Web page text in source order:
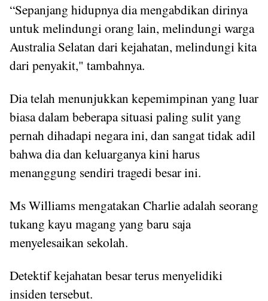
“Sepanjang hidupnya dia mengabdikan dirinya
untuk melindungi orang lain, melindungi warga
Australia Selatan dari kejahatan, melindungi kita
dari penyakit," tambahnya.
Dia telah menunjukkan kepemimpinan yang luar
biasa dalam beberapa situasi paling sulit yang
pernah dihadapi negara ini, dan sangat tidak adil
bahwa dia dan keluarganya kini harus
menanggung sendiri tragedi besar ini.
Ms Williams mengatakan Charlie adalah seorang
tukang kayu magang yang baru saja
menyelesaikan sekolah.
Detektif kejahatan besar terus menyelidiki
insiden tersebut.